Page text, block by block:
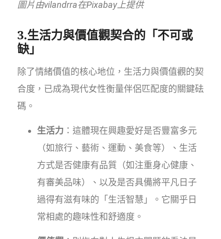
圖片由vilandrra在Pixabay上提供
3.生活力與價值觀契合的「不可或
缺」
除了情緒價值的核心地位，生活力與價值觀的契
合度，已成為現代女性衡量伴侶匹配度的關鍵砝
碼。
生活力 ：這體現在興趣愛好是否豐富多元
（如旅行、藝術、運動、美食等）、生活
方式是否健康有品質（如注重身心健康、
有審美品味）、以及是否具備將平凡日子
過得有滋有味的「生活智慧」。它關乎日
常相處的趣味性和舒適度。